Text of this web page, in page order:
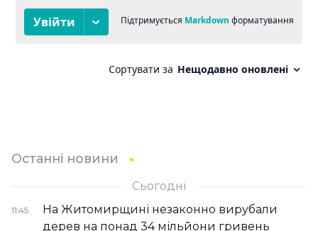
Останні новини
Сьогодні
11:45
На Житомирщині незаконно вирубали
дерев на понад 34 мільйони гривень